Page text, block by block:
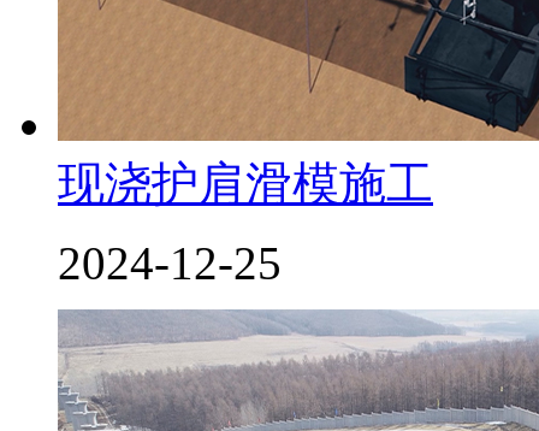
现浇护肩滑模施工
2024-12-25